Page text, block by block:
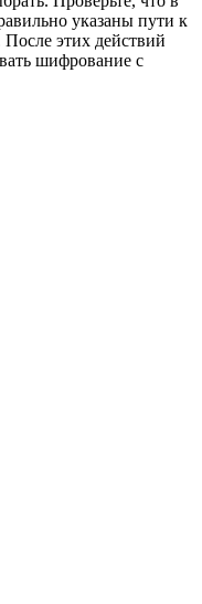
указаны пути к
этих действий
шифрование с